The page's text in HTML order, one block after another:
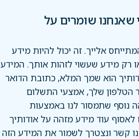
שומרים על
אלייך. זה יכול להיות מידע
רק מידע שעשוי לזהות אותך. המידע
הוא שמך המלא, כתובת הדואר
הטלפון שלך, אמצעי התשלום
נוסף שתמסור לנו באמצעות
לאסוף עוד מידע מזהה על אודותיך
קשר ונצטרך לשמור את המידע הזה